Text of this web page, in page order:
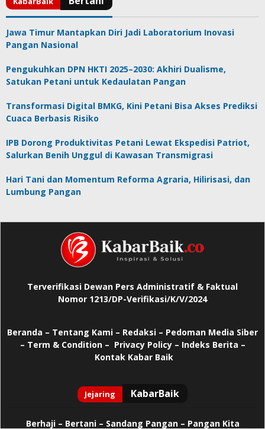
Jawa Timur Mantapkan Diri Jadi Laboratorium Inovasi
Pangan Nasional
Pengukuhkan DPN HKTI 2025–2030: Akhiri Dualisme,
Satukan Petani untuk Kedaulatan Pangan
Transformasi Digital BMKG, Kini Petani Bisa Akses Prediksi
Cuaca Berbasis Risiko
IPB Dorong Produktivitas Petani Lewat Ekspedisi Patriot,
Salurkan Benih Unggul di Kawasan Transmigrasi
Hari Tani dan Momentum Reforma Agraria, Hilirisasi, dan
Lumbung Pangan
Terverifikasi Dewan Pers Administratif & Faktual
Nomor 1213/DP-Verifikasi/K/V/2024
Beranda – Tentang Kami – Redaksi – Pedoman Media Siber
– Term & Condition – Privacy Policy– Indeks Berita –
Kontak Kabar Baik
Berhaji– Bertani – Sandang Pangan – Pangan Kita